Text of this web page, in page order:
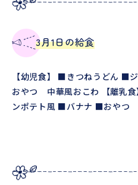
3月1日の給食
【幼児食】 ■きつねうどん ■
おやつ 中華風おこわ 【離乳
ンポテト風 ■バナナ ■おや